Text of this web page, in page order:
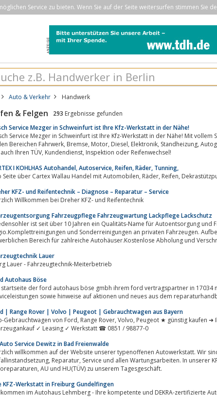
Service zu bieten. Wenn Sie auf der Seite weitersurfen stimmen Sie
Auto & Verkehr Handwerk
& Felgen 293 Ergebnisse gefunden
Service Mezger in Schweinfurt ist Ihre Kfz-Werkstatt in der Nähe!
Service Mezger in Schweinfurt ist Ihre Kfz-Werkstatt in der Nähe! Mit
Fahrwerk, Bremse, Motor, Diesel, Elektronik, Standheizung, Autoglas und Steinschlag. Gerne Übernehmen
wir auch Ihren TÜV, Kundendienst, Inspektion oder Reifenwechsel!
I KOHLHAS Autohandel, Autoservice, Reifen, Räder, Tunning,
Info Seite über Cartex Wallau Handel mit Automobilen, Räder,
KFZ- und Reifentechnik – Diagnose – Reparatur – Service
Willkommen bei Dreher KFZ- und Reifentechnik
Fahrzeugpflege Fahrzeugwartung Lackpflege Lackschutz
ist seit über 10 Jahren ein Qualitäts-Name für Autoentsorgung und
und Sonderreinigungen an privaten Fahrzeugen.
Bereich für zahlreiche Autohäuser.Kostenlose Abholung und
Lauer
Lauer - Fahrzeugtechnik-Meiterbetrieb
Autohaus Böse
startseite der ford autohaus böse gmbh ihrem ford vertragspartner in 17034
sowie hinweise auf aktionen und neues aus dem
| Range Rover | Volvo | Peugeot | Gebrauchtwagen aus Bayern
von Ford, Range Rover, Volvo, Peugeot ★ günstig kaufen ➜ Ihr Partner und Autohändler in Bayern ✓
✓ Leasing ✓ Werkstatt ☎ 0851 / 98877-0
Service Dewitz in Bad Freienwalde
willkommen auf der Website unserer typenoffenen Autowerkstatt. Wir
Reparatur, Service und allen Wartungsarbeiten. In unserer KFZ-Werkstatt in 16259, gehören
Autoreparaturen, AU und HU(TÜV) zu unserem Tagesgeschäft.
KFZ-Werkstatt in Freiburg Gundelfingen
im Autohaus Lehmberg - Ihre kompetente und DEKRA-zertifizierte